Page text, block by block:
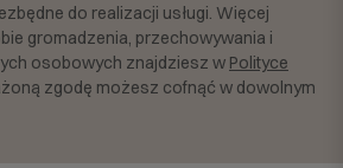
do realizacji usługi. Więcej
gromadzenia, przechowywania i
osobowych znajdziesz w Polityce
zgodę możesz cofnąć w dowolnym